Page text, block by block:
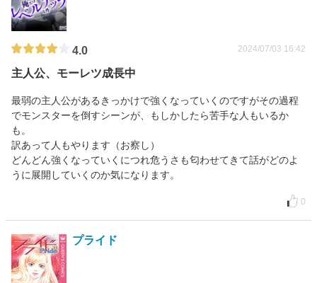
4.0 2024/07/03 16:42
主人公、モーレツ成長中
最弱の主人公があるきっかけで強くなっていくのですがその過程
でモンスターを倒すシーンが、もしかしたら苦手な人もいるか
も。
訳あって人もやります（お察し）
どんどん強くなっていくにつれ危うさも匂わせてきて話がどのよ
うに展開していくのか気になります。
0
プライド